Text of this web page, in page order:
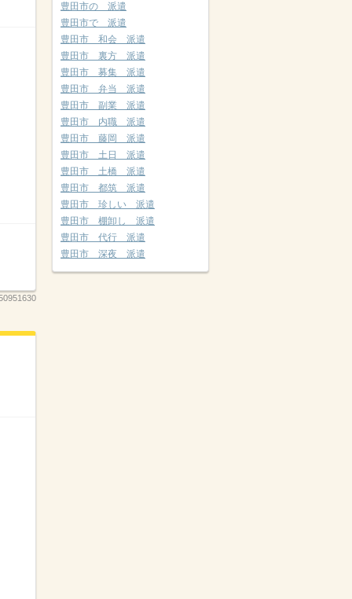
豊田市の 派遣
豊田市で 派遣
豊田市 和会 派遣
豊田市 裏方 派遣
豊田市 募集 派遣
豊田市 弁当 派遣
豊田市 副業 派遣
豊田市 内職 派遣
豊田市 藤岡 派遣
豊田市 土日 派遣
豊田市 土橋 派遣
豊田市 都筑 派遣
豊田市 珍しい 派遣
豊田市 棚卸し 派遣
豊田市 代行 派遣
豊田市 深夜 派遣